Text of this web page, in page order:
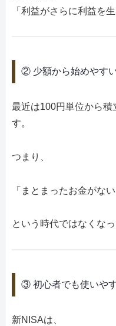
「利益がさらに利益を
② 少額から始めやす
最近は100円単位から積
す。
つまり、
「まとまったお金がな
という時代ではなくなっ
③ 初心者でも使いや
新NISAは、